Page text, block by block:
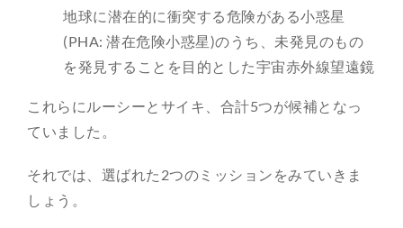
地球に潜在的に衝突する危険がある小惑星
(PHA: 潜在危険小惑星)のうち、未発見のもの
を発見することを目的とした宇宙赤外線望遠鏡
これらにルーシーとサイキ、合計5つが候補となっ
ていました。
それでは、選ばれた2つのミッションをみていきま
しょう。